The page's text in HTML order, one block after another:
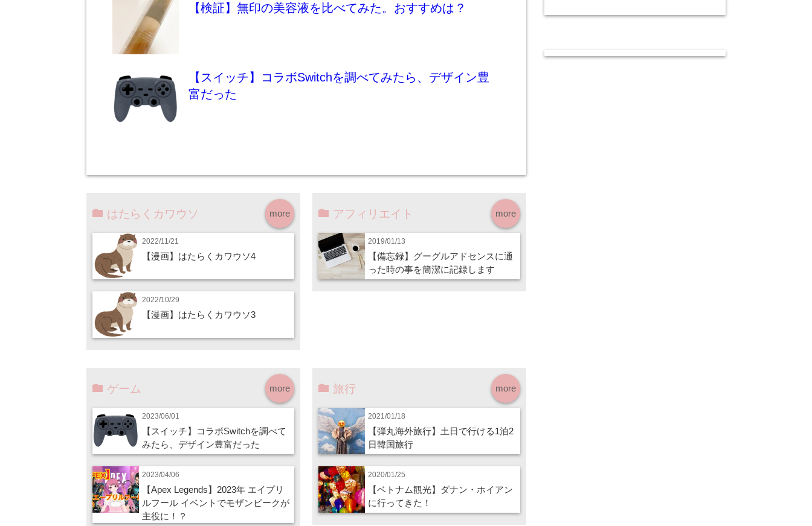
【検証】無印の美容液を比べてみた。おすすめは？
【スイッチ】コラボSwitchを調べてみたら、デザイン豊
富だった
more
はたらくカワウソ
2022/11/21
【漫画】はたらくカワウソ4
2022/10/29
【漫画】はたらくカワウソ3
more
アフィリエイト
2019/01/13
【備忘録】グーグルアドセンスに通
った時の事を簡潔に記録します
more
ゲーム
2023/06/01
【スイッチ】コラボSwitchを調べて
みたら、デザイン豊富だった
2023/04/06
【Apex Legends】2023年 エイプリ
ルフール イベントでモザンビークが
主役に！？
more
旅行
2021/01/18
【弾丸海外旅行】土日で行ける1泊2
日韓国旅行
2020/01/25
【ベトナム観光】ダナン・ホイアン
に行ってきた！